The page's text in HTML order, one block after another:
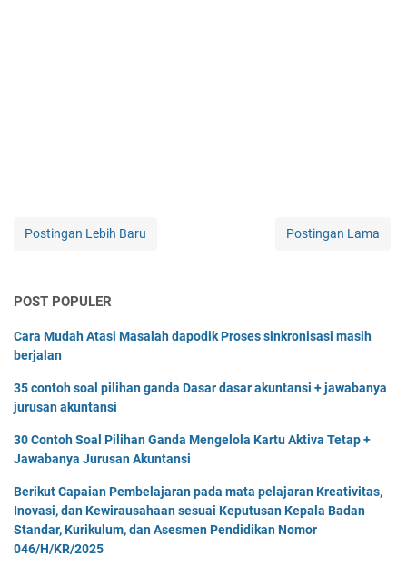
Postingan Lebih Baru Postingan Lama
POST POPULER
Cara Mudah Atasi Masalah dapodik Proses sinkronisasi masih
berjalan
35 contoh soal pilihan ganda Dasar dasar akuntansi + jawabanya
jurusan akuntansi
30 Contoh Soal Pilihan Ganda Mengelola Kartu Aktiva Tetap +
Jawabanya Jurusan Akuntansi
Berikut Capaian Pembelajaran pada mata pelajaran Kreativitas,
Inovasi, dan Kewirausahaan sesuai Keputusan Kepala Badan
Standar, Kurikulum, dan Asesmen Pendidikan Nomor
046/H/KR/2025